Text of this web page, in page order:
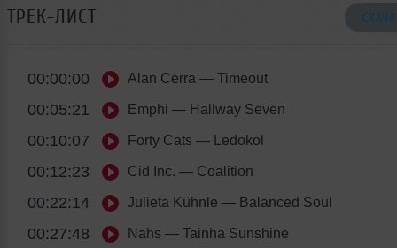
ТРЕК-ЛИСТ
00:00:00 Alan Cerra — Timeout
00:05:21 Emphi — Hallway Seven
00:10:07 Forty Cats — Ledokol
00:12:23 Cid Inc. — Coalition
00:22:14 Julieta Kühnle — Balanced Soul
00:27:48 Nahs — Tainha Sunshine